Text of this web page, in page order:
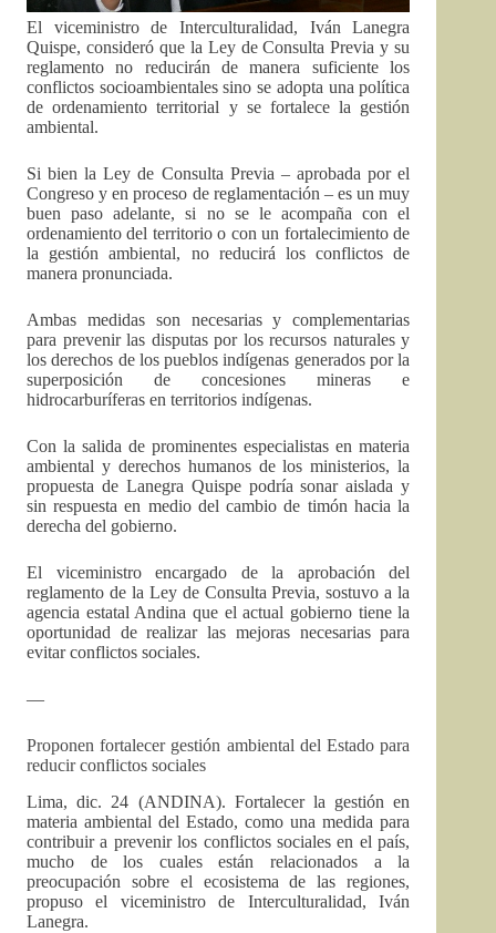
El viceministro de Interculturalidad, Iván Lanegra
Quispe, consideró que la Ley de Consulta Previa y su
reglamento no reducirán de manera suficiente los
conflictos socioambientales sino se adopta una política
de ordenamiento territorial y se fortalece la gestión
ambiental.
Si bien la Ley de Consulta Previa – aprobada por el
Congreso y en proceso de reglamentación – es un muy
buen paso adelante, si no se le acompaña con el
ordenamiento del territorio o con un fortalecimiento de
la gestión ambiental, no reducirá los conflictos de
manera pronunciada.
Ambas medidas son necesarias y complementarias
para prevenir las disputas por los recursos naturales y
los derechos de los pueblos indígenas generados por la
superposición de concesiones mineras e
hidrocarburíferas en territorios indígenas.
Con la salida de prominentes especialistas en materia
ambiental y derechos humanos de los ministerios, la
propuesta de Lanegra Quispe podría sonar aislada y
sin respuesta en medio del cambio de timón hacia la
derecha del gobierno.
El viceministro encargado de la aprobación del
reglamento de la Ley de Consulta Previa, sostuvo a la
agencia estatal Andina que el actual gobierno tiene la
oportunidad de realizar las mejoras necesarias para
evitar conflictos sociales.
—
Proponen fortalecer gestión ambiental del Estado para
reducir conflictos sociales
Lima, dic. 24 (ANDINA). Fortalecer la gestión en
materia ambiental del Estado, como una medida para
contribuir a prevenir los conflictos sociales en el país,
mucho de los cuales están relacionados a la
preocupación sobre el ecosistema de las regiones,
propuso el viceministro de Interculturalidad, Iván
Lanegra.